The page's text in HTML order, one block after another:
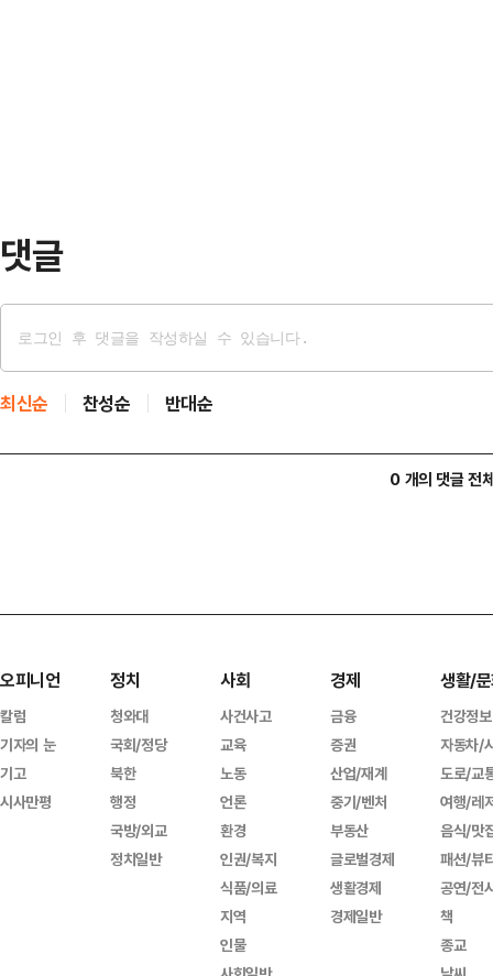
댓글
최신순 찬성순 반대순
0 개의 댓글 전
오피니언
칼럼
기자의 눈
기고
시사만평
정치
청와대
국회/정당
북한
행정
국방/외교
정치일반
사회
사건사고
교육
노동
언론
환경
인권/복지
식품/의료
지역
인물
경제
금융
증권
산업/재계
중기/벤처
부동산
글로벌경제
생활경제
경제일반
생활/
건강정보
자동차/
도로/교
여행/레
음식/맛
패션/뷰
공연/전
책
종교